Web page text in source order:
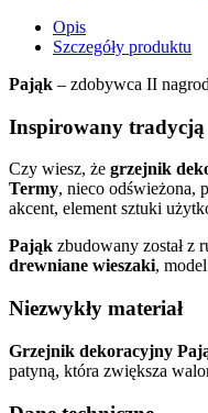
Opis
Szczegóły produktu
Pająk – zdobywca II
Inspirowany tradycją
Czy wiesz, że grzejnik
Termy, nieco odświeżona,
akcent, element sztuki
Pająk zbudowany został z
drewniane wieszaki,
Niezwykły materiał
Grzejnik dekoracyjny
patyną, która zwiększa